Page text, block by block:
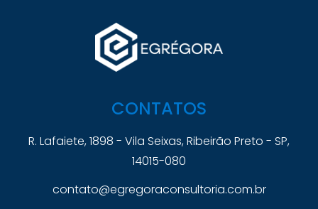
CONTATOS
R. Lafaiete, 1898 - Vila Seixas, Ribeirão Preto - SP,
14015-080
contato@egregoraconsultoria.com.br